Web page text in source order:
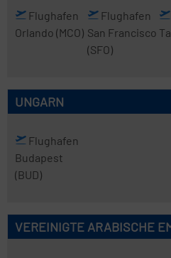
Flughafen
Orlando (MCO)
Flughafen
San Francisco
(SFO)
UNGARN
Flughafen
Budapest
(BUD)
VEREINIGTE ARABISCHE